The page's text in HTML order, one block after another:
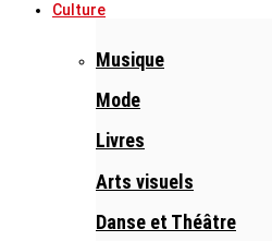
Culture
Musique
Mode
Livres
Arts visuels
Danse et Théâtre